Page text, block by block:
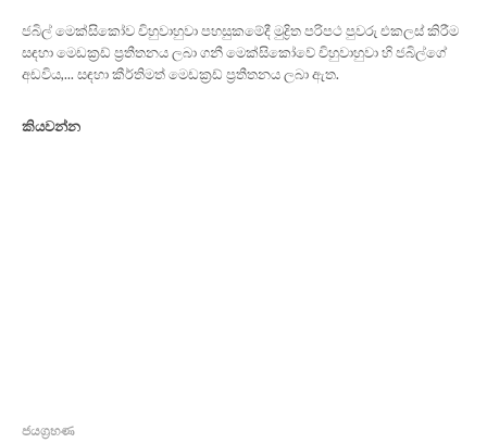
ජබිල් මෙක්සිකෝව චිහුවාහුවා පහසුකමේදී මුද්‍රිත පරිපථ පුවරු එකලස් කිරීම
සඳහා මෙඩක්‍රඩ් ප්‍රතීතනය ලබා ගනී මෙක්සිකෝවේ චිහුවාහුවා හි ජබිල්ගේ
අඩවිය,... සඳහා කීර්තිමත් මෙඩක්‍රඩ් ප්‍රතීතනය ලබා ඇත.
කියවන්න
ජයග්‍රහණ